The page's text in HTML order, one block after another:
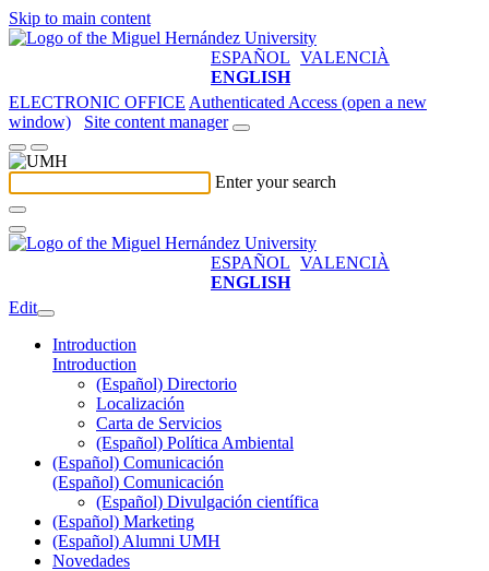
Skip to main content
ESPAÑOL VALENCIÀ
ENGLISH
ELECTRONIC OFFICE Authenticated Access (open a new
window)
Site content manager
Enter your search
ESPAÑOL VALENCIÀ
ENGLISH
Edit
Introduction
Introduction
(Español) Directorio
Localización
Carta de Servicios
(Español) Política Ambiental
(Español) Comunicación
(Español) Comunicación
(Español) Divulgación científica
(Español) Marketing
(Español) Alumni UMH
Novedades